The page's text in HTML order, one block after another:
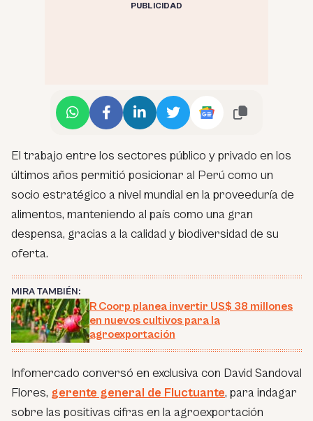
PUBLICIDAD
El trabajo entre los sectores público y privado en los
últimos años permitió posicionar al Perú como un
socio estratégico a nivel mundial en la proveeduría de
alimentos, manteniendo al país como una gran
despensa, gracias a la calidad y biodiversidad de su
oferta.
MIRA TAMBIÉN:
R Coorp planea invertir US$ 38 millones
en nuevos cultivos para la
agroexportación
Infomercado conversó en exclusiva con David Sandoval
Flores, gerente general de Fluctuante, para indagar
sobre las positivas cifras en la agroexportación